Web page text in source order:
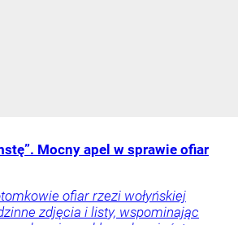
Mocny apel w sprawie ofiar
ofiar rzezi wołyńskiej
zdjęcia i listy, wspominając